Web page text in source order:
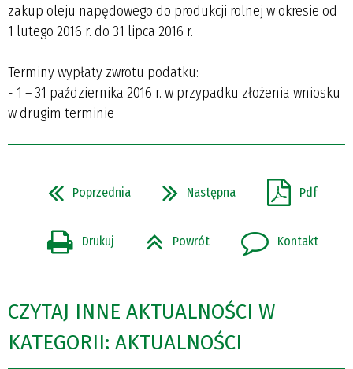
zakup oleju napędowego do produkcji rolnej w okresie od
1 lutego 2016 r. do 31 lipca 2016 r.
Terminy wypłaty zwrotu podatku:
- 1 – 31 października 2016 r. w przypadku złożenia wniosku
w drugim terminie
Poprzednia Następna Pdf
Drukuj Powrót Kontakt
CZYTAJ INNE AKTUALNOŚCI W
KATEGORII: AKTUALNOŚCI